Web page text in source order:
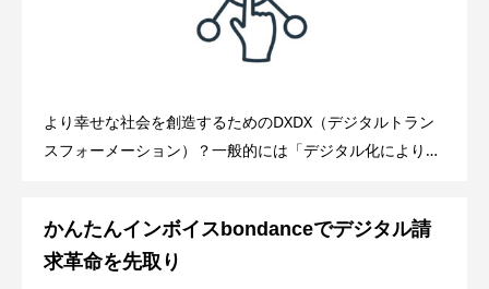
より幸せな社会を創造するためのDXDX（デジタルトラン
スフォーメーション）？一般的には「デジタル化により社
かんたんインボイスbondanceでデジタル請
求革命を先取り